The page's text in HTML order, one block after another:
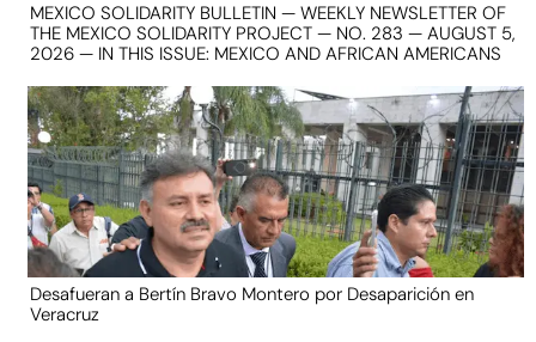
MEXICO SOLIDARITY BULLETIN — WEEKLY NEWSLETTER OF
THE MEXICO SOLIDARITY PROJECT — NO. 283 — AUGUST 5,
2026 — IN THIS ISSUE: MEXICO AND AFRICAN AMERICANS
Desafueran a Bertín Bravo Montero por Desaparición en
Veracruz